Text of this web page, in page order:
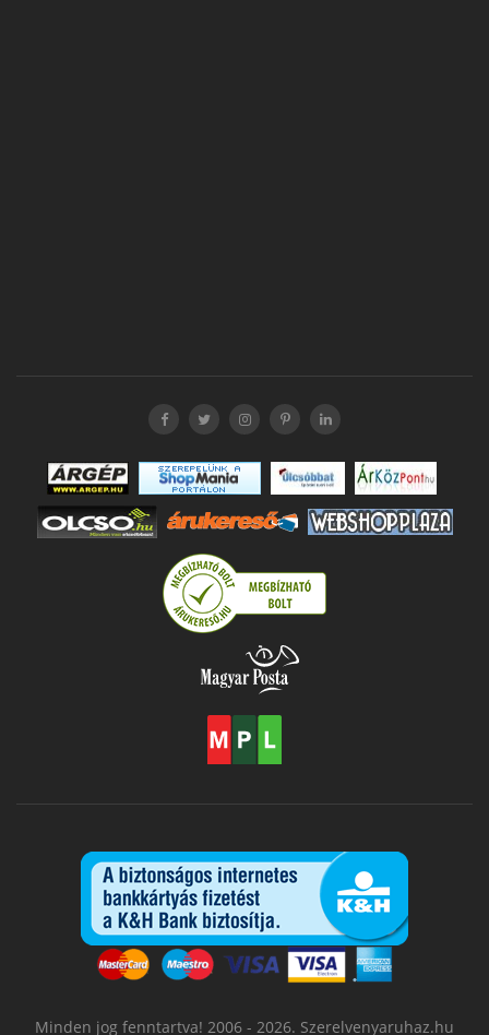
Minden jog fenntartva! 2006 - 2026. Szerelvenyaruhaz.hu